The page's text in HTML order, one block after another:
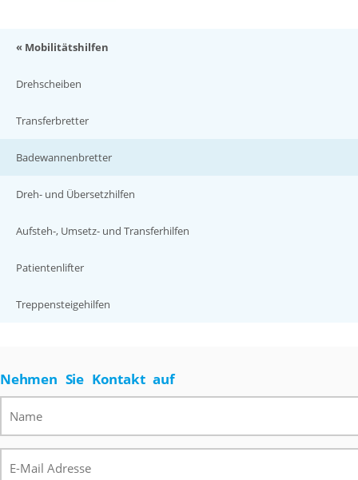
« Mobilitätshilfen
Drehscheiben
Transferbretter
Badewannenbretter
Dreh- und Übersetzhilfen
Aufsteh-, Umsetz- und Transferhilfen
Patientenlifter
Treppensteigehilfen
Nehmen Sie Kontakt auf